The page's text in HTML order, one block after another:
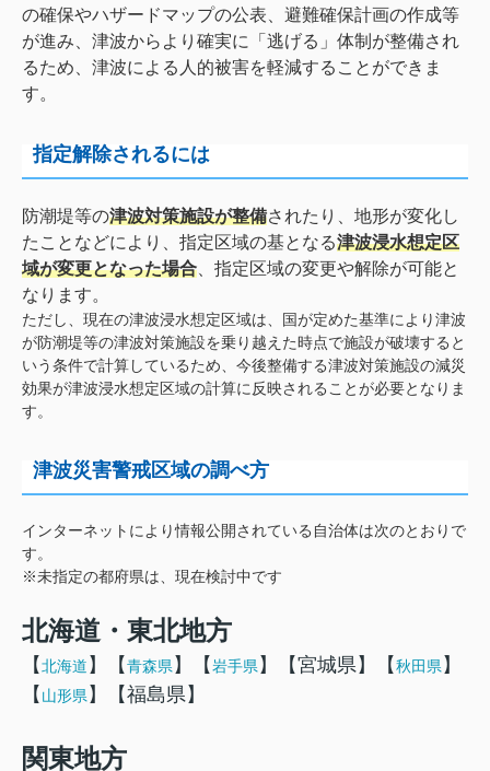
の確保やハザードマップの公表、避難確保計画の作成等
が進み、津波からより確実に「逃げる」体制が整備され
るため、津波による人的被害を軽減することができま
す。
指定解除されるには
防潮堤等の津波対策施設が整備されたり、地形が変化し
たことなどにより、指定区域の基となる津波浸水想定区
域が変更となった場合 、指定区域の変更や解除が可能と
なります。
ただし、現在の津波浸水想定区域は、国が定めた基準により津波
が防潮堤等の津波対策施設を乗り越えた時点で施設が破壊すると
いう条件で計算しているため、今後整備する津波対策施設の減災
効果が津波浸水想定区域の計算に反映されることが必要となりま
す。
津波災害警戒区域の調べ方
インターネットにより情報公開されている自治体は次のとおりで
す。
※未指定の都府県は、現在検討中です
北海道・東北地方
【北海道 】【青森県 】【岩手県 】【宮城県】【秋田県 】
【 山形県 】【福島県】
関東地方